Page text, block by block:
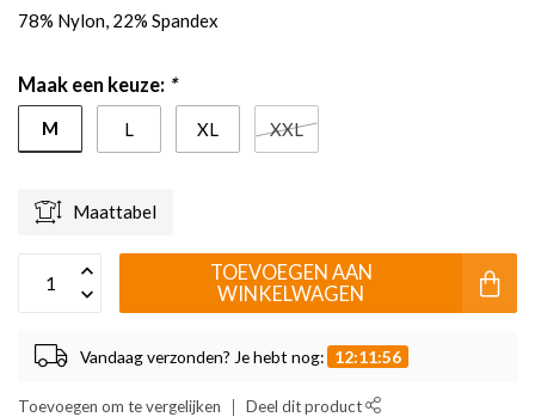
78% Nylon, 22% Spandex
Maak een keuze: *
M L XL XXL
Maattabel
TOEVOEGEN AAN
WINKELWAGEN
Vandaag verzonden? Je hebt nog: 12:11:56
Toevoegen om te vergelijken Deel dit product